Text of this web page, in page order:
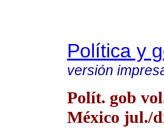
Política y
versión
Polít. gob
México jul./